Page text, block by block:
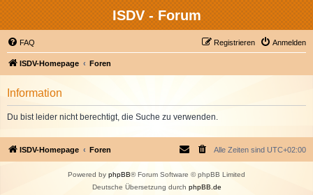
ISDV - Forum
FAQ Anmelden
Registrieren
ISDV-Homepage Foren
Information
Du bist leider nicht berechtigt, die Suche zu verwenden.
ISDV-Homepage Foren Alle Zeiten sind UTC+02:00
Powered by phpBB® Forum Software © phpBB Limited
Deutsche Übersetzung durch phpBB.de